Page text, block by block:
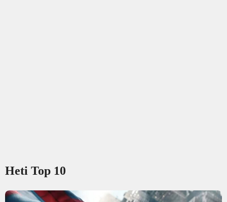
Heti Top 10